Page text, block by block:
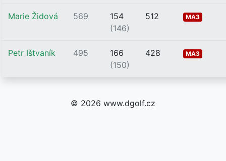
Marie Židová 569
154
(146)
512 MA3
Petr Ištvaník 495
166
(150)
428 MA3
© 2026 www.dgolf.cz